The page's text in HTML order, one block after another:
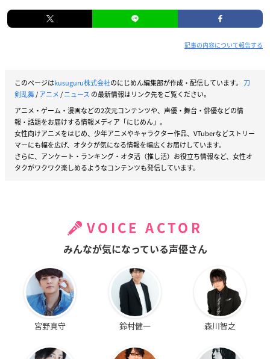
記事の内容について報告する
このページはkusuguru株式会社のにじめん編集部が作成・配信しています。 刀
剣乱舞/アニメ/ニュース の最新情報はリンク先をご覧ください。
アニメ・ゲーム・漫画などの2次元コンテンツや、声優・舞台・俳優などの情
報・話題をお届けする情報メディア「にじめん」。
女性向けアニメをはじめ、少年アニメやキャラクター作品、VTuberなどストリー
マーにも幅を広げ、オタクが気になる情報を幅広くお届けしています。
さらに、アンケート・ランキング・オタ活（推し活）お役立ち情報など、女性オ
タクがワクワク楽しめるようなコンテンツも発信しています。
VOICE ACTOR
みんなが気になっている声優さん
宮野真守 鈴村健一 森川智之